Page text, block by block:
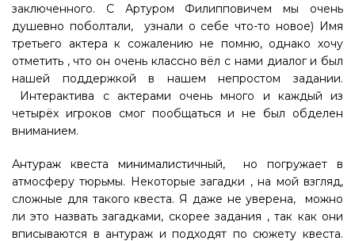
заключенного. С Артуром Филипповичем мы очень
душевно поболтали, узнали о себе что-то новое) Имя
третьего актера к сожалению не помню, однако хочу
отметить , что он очень классно вёл с нами диалог и был
нашей поддержкой в нашем непростом задании.
Интерактива с актерами очень много и каждый из
четырёх игроков смог пообщаться и не был обделен
вниманием.
Антураж квеста минималистичный, но погружает в
атмосферу тюрьмы. Некоторые загадки , на мой взгляд,
сложные для такого квеста. Я даже не уверена, можно
ли это назвать загадками, скорее задания , так как они
вписываются в антураж и подходят по сюжету квеста.